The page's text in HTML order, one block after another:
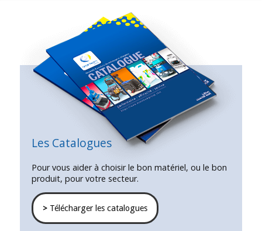
Les Catalogues
Pour vous aider à choisir le bon matériel, ou le bon
produit, pour votre secteur.
>Télécharger les catalogues